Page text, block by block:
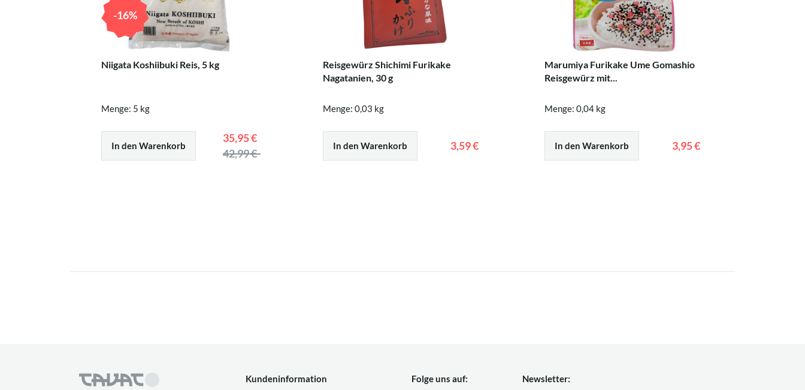
-16%
Niigata Koshiibuki Reis, 5 kg
Menge: 5 kg
In den Warenkorb
35,95 €
42,99 €
Reisgewürz Shichimi Furikake
Nagatanien, 30 g
Menge: 0,03 kg
In den Warenkorb 3,59 €
Marumiya Furikake Ume Gomashio
Reisgewürz mit...
Menge: 0,04 kg
In den Warenkorb 3,95 €
Kundeninformation Folge uns auf: Newsletter: